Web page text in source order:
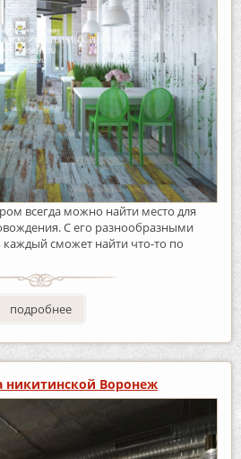
всегда можно найти место для
С его разнообразными
сможет найти что-то по
подробнее
никитинской Воронеж